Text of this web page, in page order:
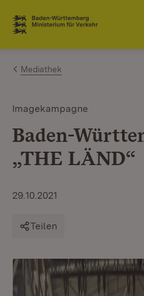
Zum Inhalt springen
Link zur Startseite
Mediathek
Imagekampagne
Baden-
„THE LÄND“
29.10.2021
Teilen